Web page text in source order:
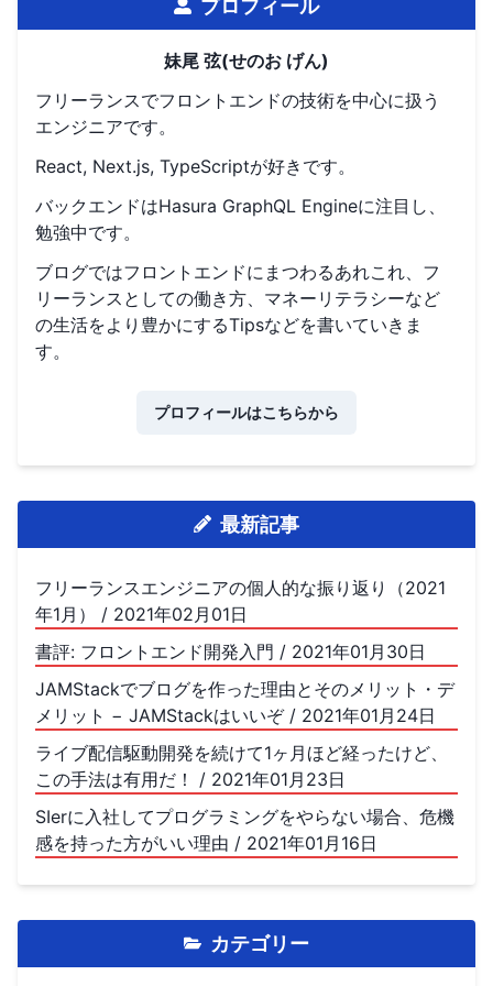
プロフィール
妹尾 弦(せのお げん)
フリーランスでフロントエンドの技術を中心に扱う
エンジニアです。
React, Next.js, TypeScriptが好きです。
バックエンドはHasura GraphQL Engineに注目し、
勉強中です。
ブログではフロントエンドにまつわるあれこれ、フ
リーランスとしての働き方、マネーリテラシーなど
の生活をより豊かにするTipsなどを書いていきま
す。
プロフィールはこちらから
最新記事
フリーランスエンジニアの個人的な振り返り（2021
年1月） / 2021年02月01日
書評: フロントエンド開発入門 / 2021年01月30日
JAMStackでブログを作った理由とそのメリット・デ
メリット − JAMStackはいいぞ / 2021年01月24日
ライブ配信駆動開発を続けて1ヶ月ほど経ったけど、
この手法は有用だ！ / 2021年01月23日
SIerに入社してプログラミングをやらない場合、危機
感を持った方がいい理由 / 2021年01月16日
カテゴリー